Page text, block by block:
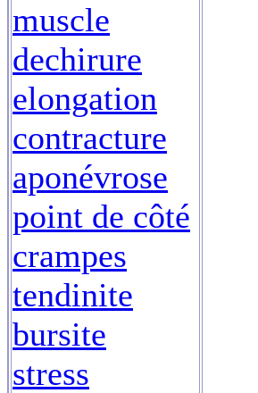
muscle
dechirure
elongation
contracture
aponévrose
point de côté
crampes
tendinite
bursite
stress